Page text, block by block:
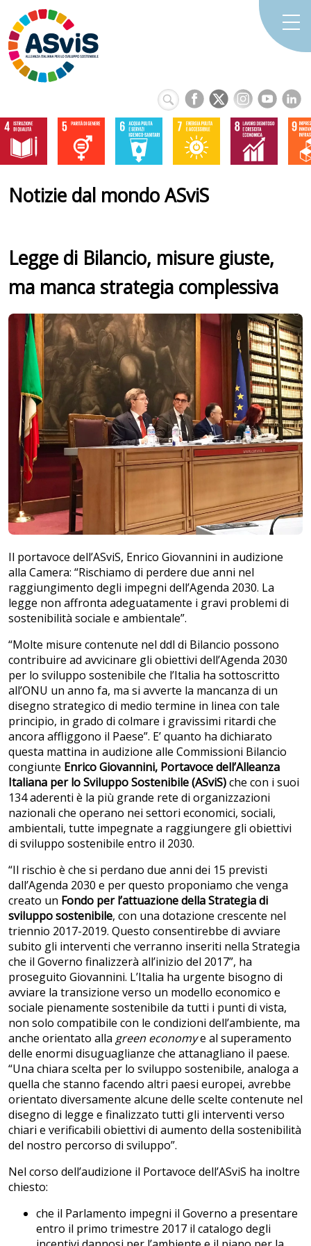
Notizie dal mondo ASviS
Legge di Bilancio, misure giuste,
ma manca strategia complessiva
Il portavoce dell’ASviS, Enrico Giovannini in audizione
alla Camera: “Rischiamo di perdere due anni nel
raggiungimento degli impegni dell’Agenda 2030. La
legge non affronta adeguatamente i gravi problemi di
sostenibilità sociale e ambientale”.
“Molte misure contenute nel ddl di Bilancio possono
contribuire ad avvicinare gli obiettivi dell’Agenda 2030
per lo sviluppo sostenibile che l’Italia ha sottoscritto
all’ONU un anno fa, ma si avverte la mancanza di un
disegno strategico di medio termine in linea con tale
principio, in grado di colmare i gravissimi ritardi che
ancora affliggono il Paese”. E’ quanto ha dichiarato
questa mattina in audizione alle Commissioni Bilancio
congiunte Enrico Giovannini, Portavoce dell’Alleanza
Italiana per lo Sviluppo Sostenibile (ASviS)che con i suoi
134 aderenti è la più grande rete di organizzazioni
nazionali che operano nei settori economici, sociali,
ambientali, tutte impegnate a raggiungere gli obiettivi
di sviluppo sostenibile entro il 2030.
“Il rischio è che si perdano due anni dei 15 previsti
dall’Agenda 2030 e per questo proponiamo che venga
creato un Fondo per l’attuazione della Strategia di
sviluppo sostenibile, con una dotazione crescente nel
triennio 2017-2019. Questo consentirebbe di avviare
subito gli interventi che verranno inseriti nella Strategia
che il Governo finalizzerà all’inizio del 2017”, ha
proseguito Giovannini. L’Italia ha urgente bisogno di
avviare la transizione verso un modello economico e
sociale pienamente sostenibile da tutti i punti di vista,
non solo compatibile con le condizioni dell’ambiente, ma
anche orientato alla green economye al superamento
delle enormi disuguaglianze che attanagliano il paese.
“Una chiara scelta per lo sviluppo sostenibile, analoga a
quella che stanno facendo altri paesi europei, avrebbe
orientato diversamente alcune delle scelte contenute nel
disegno di legge e finalizzato tutti gli interventi verso
chiari e verificabili obiettivi di aumento della sostenibilità
del nostro percorso di sviluppo”.
Nel corso dell’audizione il Portavoce dell’ASviS ha inoltre
chiesto:
che il Parlamento impegni il Governo a presentare
entro il primo trimestre 2017 il catalogo degli